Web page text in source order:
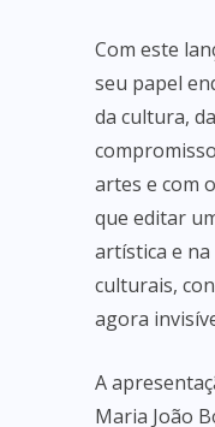
Com este
seu papel
da cultura,
artes e com
que editar
artística e
culturais,
agora
A
Maria João